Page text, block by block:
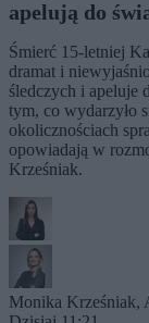
apelują do
Śmierć 15-letniej
dramat i
śledczych i apeluje
tym, co wydarzyło
okolicznościach
opowiadają w
Krześniak.
Monika Krześniak,